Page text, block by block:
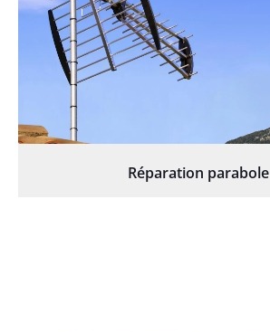
Réparation parabole